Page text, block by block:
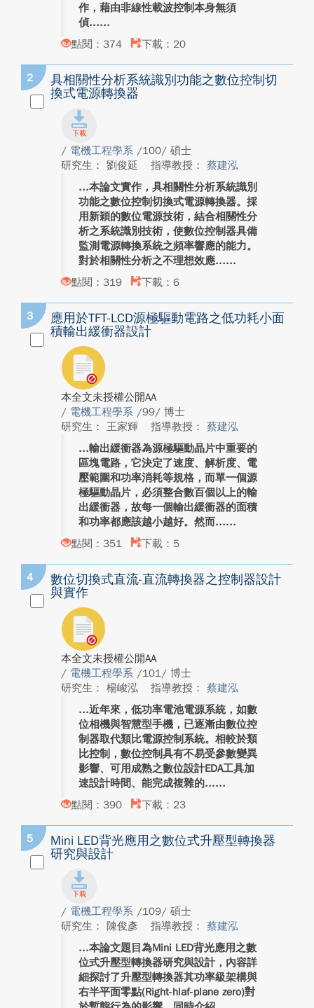
作，藉由非線性載波控制本身無須
偵...
點閱：374
下載：20
2
具相關性分析系統識別功能之數位控制切
換式電源轉換器
/ 電機工程學系 /100/ 碩士
研究生： 劉俊延
指導教授： 蔡建泓
本論文實作，具相關性分析系統識別
功能之數位控制切換式電源轉換器。採
用新穎的數位電源技術，結合相關性分
析之系統識別技術，使數位控制器具備
監測電源轉換系統之頻率響應的能力。
對於相關性分析之不理想效應...
點閱：319
下載：6
3
應用於TFT-LCD源極驅動電路之低功耗小面
積輸出緩衝器設計
本全文未授權公開AA
/ 電機工程學系 /99/ 博士
研究生： 王家輝
指導教授： 蔡建泓
輸出緩衝器為源極驅動晶片中重要的
區塊電路，它決定了速度、解析度、電
壓範圍和功率消耗等規格，而單一個源
極驅動晶片，必須整合數百個以上的輸
出緩衝器，故每一個輸出緩衝器的面積
和功率都應該越小越好。然而...
點閱：351
下載：5
4
數位切換式直流-直流轉換器之控制器設計
與實作
本全文未授權公開AA
/ 電機工程學系 /101/ 博士
研究生： 楊峻泓
指導教授： 蔡建泓
近年來，低功率電池電源系統，如數
位相機與智慧型手機，已逐漸由數位控
制器取代類比電源控制系統。相較於類
比控制，數位控制具有不易受參數變異
影響、可用成熟之數位設計EDA工具加
速設計時間、能完成複雜的...
點閱：390
下載：23
5
Mini LED背光應用之數位式升壓型轉換器
研究與設計
/ 電機工程學系 /109/ 碩士
研究生： 陳俊彥
指導教授： 蔡建泓
本論文題目為Mini LED背光應用之數
位式升壓型轉換器研究與設計，內容詳
細探討了升壓型轉換器其功率級架構與
右半平面零點(Right-hlaf-plane zero)對